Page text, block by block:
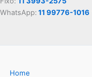
WhatsApp: 11 99776-1016
Home